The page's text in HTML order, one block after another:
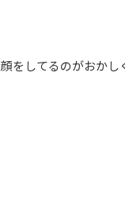
をしてるのがおかし